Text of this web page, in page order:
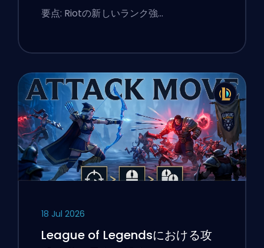
ィングのフラグ
要点: Riotの新しいランク強…
18 Jul 2026
League of Legendsにおける攻